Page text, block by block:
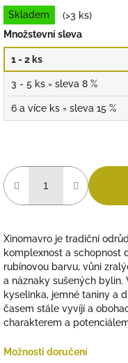
cena:
Skladem
(>3 ks)
Množstevní sleva
1 - 2 ks
3 - 5 ks = sleva 8 %
6 a více ks = sleva 15 %
Xinomavro je tradiční
komplexnost a schopnost
rubínovou barvu, vůni
a náznaky sušených bylin.
kyselinka, jemné taniny a
časem stále vyvíjí a
charakterem a
Možnosti doručení